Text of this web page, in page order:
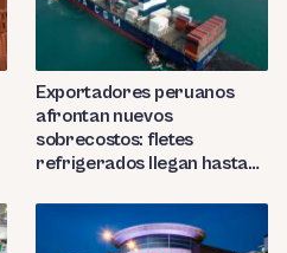
Exportadores peruanos
afrontan nuevos
sobrecostos: fletes
refrigerados llegan hasta